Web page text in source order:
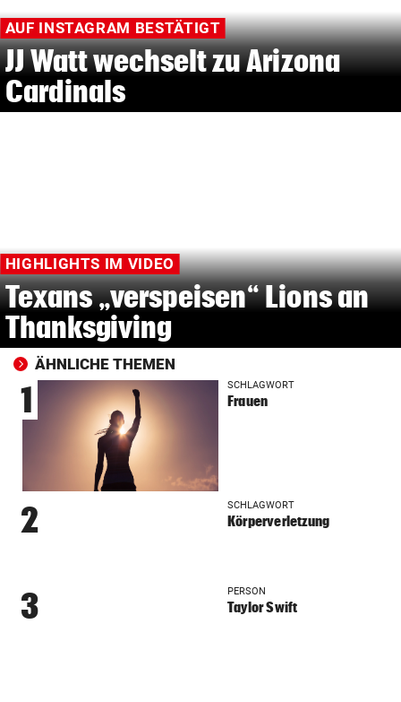
AUF INSTAGRAM BESTÄTIGT
JJ Watt wechselt zu Arizona
Cardinals
HIGHLIGHTS IM VIDEO
Texans „verspeisen“ Lions an
Thanksgiving
ÄHNLICHE THEMEN
1 SCHLAGWORT
Frauen
2 SCHLAGWORT
Körperverletzung
3 PERSON
Taylor Swift